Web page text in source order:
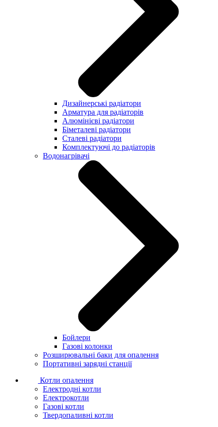
Дизайнерські радіатори
Арматура для радіаторів
Алюмінієві радіатори
Біметалеві радіатори
Сталеві радіатори
Комплектуючі до радіаторів
Водонагрівачі
Бойлери
Газові колонки
Розширювальні баки для опалення
Портативні зарядні станції
Котли опалення
Електродні котли
Електрокотли
Газові котли
Твердопаливні котли